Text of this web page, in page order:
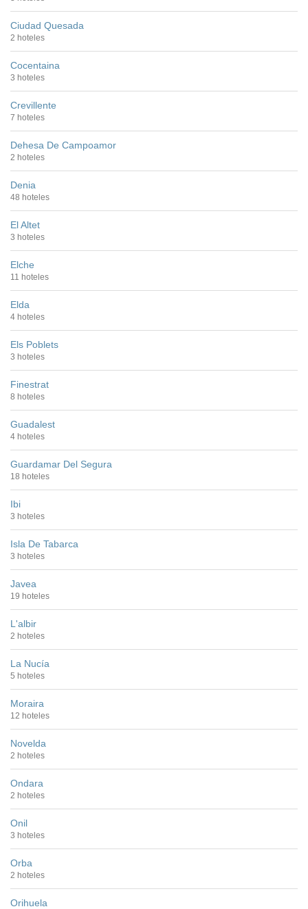
Ciudad Quesada
2 hoteles
Cocentaina
3 hoteles
Crevillente
7 hoteles
Dehesa De Campoamor
2 hoteles
Denia
48 hoteles
El Altet
3 hoteles
Elche
11 hoteles
Elda
4 hoteles
Els Poblets
3 hoteles
Finestrat
8 hoteles
Guadalest
4 hoteles
Guardamar Del Segura
18 hoteles
Ibi
3 hoteles
Isla De Tabarca
3 hoteles
Javea
19 hoteles
L'albir
2 hoteles
La Nucía
5 hoteles
Moraira
12 hoteles
Novelda
2 hoteles
Ondara
2 hoteles
Onil
3 hoteles
Orba
2 hoteles
Orihuela